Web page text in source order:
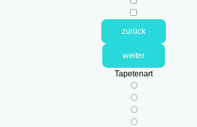
zurück
weiter
Tapetenart